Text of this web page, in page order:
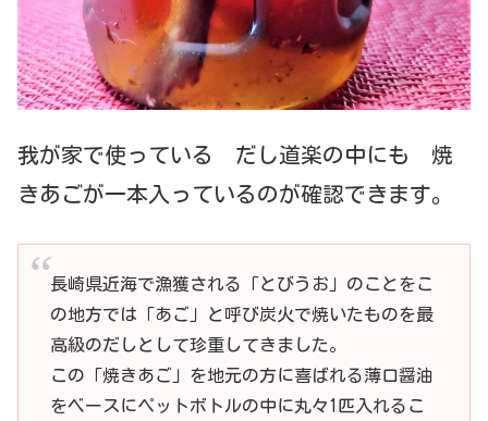
我が家で使っている だし道楽の中にも 焼
きあごが一本入っているのが確認できます。
長崎県近海で漁獲される「とびうお」のことをこ
の地方では「あご」と呼び炭火で焼いたものを最
高級のだしとして珍重してきました。
この「焼きあご」を地元の方に喜ばれる薄口醤油
をベースにペットボトルの中に丸々1匹入れるこ